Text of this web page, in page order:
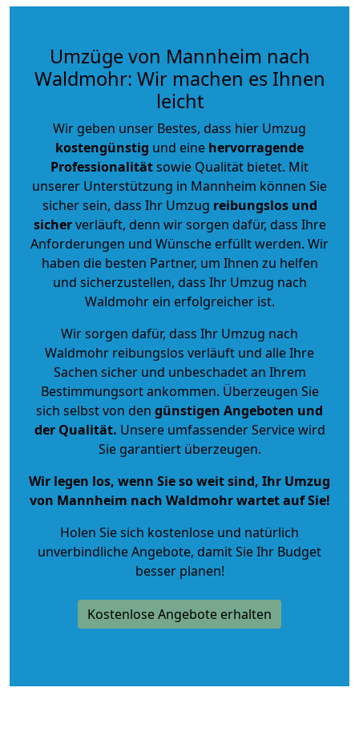
Umzüge von Mannheim nach
Waldmohr: Wir machen es Ihnen
leicht
Wir geben unser Bestes, dass hier Umzug
kostengünstig und eine hervorragende
Professionalitätsowie Qualität bietet. Mit
unserer Unterstützung in Mannheim können Sie
sicher sein, dass Ihr Umzug reibungslos und
sicherverläuft, denn wir sorgen dafür, dass Ihre
Anforderungen und Wünsche erfüllt werden. Wir
haben die besten Partner, um Ihnen zu helfen
und sicherzustellen, dass Ihr Umzug nach
Waldmohr ein erfolgreicher ist.
Wir sorgen dafür, dass Ihr Umzug nach
Waldmohr reibungslos verläuft und alle Ihre
Sachen sicher und unbeschadet an Ihrem
Bestimmungsort ankommen. Überzeugen Sie
sich selbst von den günstigen Angeboten und
der Qualität. Unsere umfassender Service wird
Sie garantiert überzeugen.
Wir legen los, wenn Sie so weit sind, Ihr Umzug
von Mannheim nach Waldmohr wartet auf Sie!
Holen Sie sich kostenlose und natürlich
unverbindliche Angebote, damit Sie Ihr Budget
besser planen!
Kostenlose Angebote erhalten